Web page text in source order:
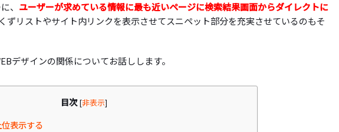
、 ユーザーが求めている情報に最も近いページに検索結果画面からダイレクトに
ずリストやサイト内リンクを表示させてスニペット部分を充実させているのもそ
デザインの関係についてお話しします。
目次 [非表示]
表示する